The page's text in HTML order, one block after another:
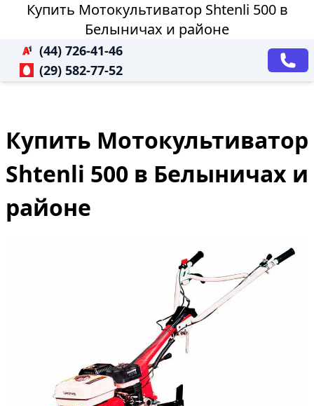
Купить Мотокультиватор Shtenli 500 в
Белыничах и районе
(44) 726-41-46
(29) 582-77-52
Купить Мотокультиватор
Shtenli 500 в Белыничах и
районе